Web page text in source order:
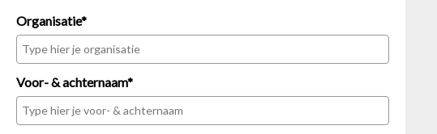
Organisatie*
Voor- & achternaam*